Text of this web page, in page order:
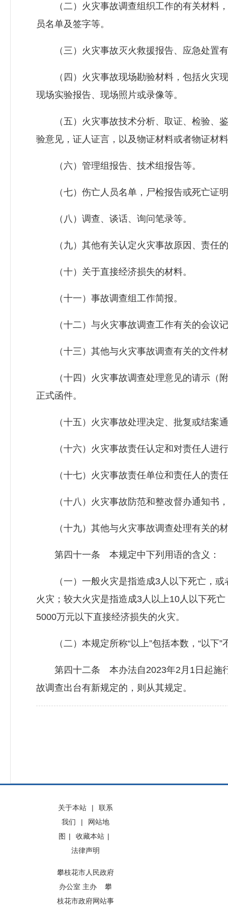
（二）火灾事故调查组织工作的有关材料，
员名单及签字等。
（三）火灾事故灭火救援报告、应急处置
（四）火灾事故现场勘验材料，包括火灾现
现场实验报告、现场照片或录像等。
（五）火灾事故技术分析、取证、检验、鉴
验意见，证人证言，以及物证材料或者物证材
（六）管理组报告、技术组报告等。
（七）伤亡人员名单，尸检报告或死亡证明
（八）调查、谈话、询问笔录等。
（九）其他有关认定火灾事故原因、责任
（十）关于直接经济损失的材料。
（十一）事故调查组工作简报。
（十二）与火灾事故调查工作有关的会议
（十三）其他与火灾事故调查有关的文件
（十四）火灾事故调查处理意见的请示（附
正式函件。
（十五）火灾事故处理决定、批复或结案通
（十六）火灾事故责任认定和对责任人进行
（十七）火灾事故责任单位和责任人的责任
（十八）火灾事故防范和整改督办通知书，
（十九）其他与火灾事故调查处理有关的
第四十一条 本规定中下列用语的含义：
（一）一般火灾是指造成3人以下死亡，或
火灾；较大火灾是指造成3人以上10人以下死
5000万元以下直接经济损失的火灾。
（二）本规定所称“以上”包括本数，“以下”
第四十二条 本办法自2023年2月1日起施行
故调查出台有新规定的，则从其规定。
关于本站 |
联系
我们
|
网站地
图 | 收藏本站 |
法律声明
攀枝花市人民政府
办公室 主办 攀
枝花市政府网站事